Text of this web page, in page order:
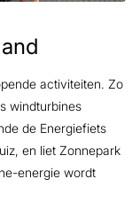
activiteiten. Zo
windturbines
de Energiefiets
en liet Zonnepark
energie wordt